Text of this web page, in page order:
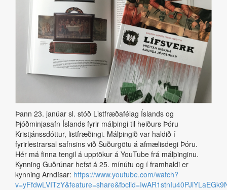
Þann 23. janúar sl. stóð Listfræðafélag Íslands og
Þjóðminjasafn Íslands fyrir málþingi til heiðurs Þóru
Kristjánssdóttur, listfræðingi. Málþingið var haldið í
fyrirlestrarsal safnsins við Suðurgötu á afmælisdegi Þóru.
Hér má finna tengil á upptökur á YouTube frá málþinginu.
Kynning Guðrúnar hefst á 25. mínútu og í framhaldi er
kynning Arndísar: https://www.youtube.com/watch?